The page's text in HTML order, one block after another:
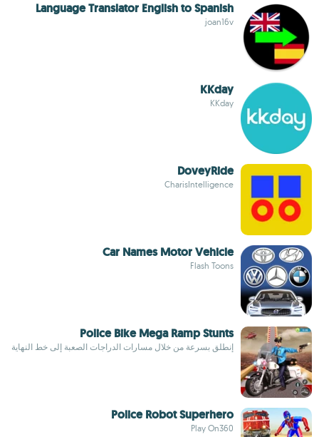
Language Translator English to Spanish
joan16v
KKday
KKday
DoveyRide
CharisIntelligence
Car Names Motor Vehicle
Flash Toons
Police Bike Mega Ramp Stunts
إنطلق بسرعة من خلال مسارات الدراجات الصعبة إلى خط النهاية
Police Robot Superhero
Play On360